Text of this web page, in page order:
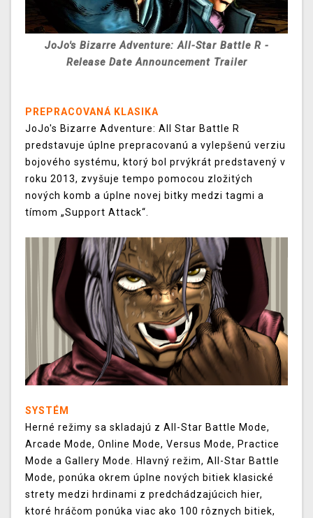
JoJo's Bizarre Adventure: All-Star Battle R -
Release Date Announcement Trailer
PREPRACOVANÁ KLASIKA
JoJo's Bizarre Adventure: All Star Battle R
predstavuje úplne prepracovanú a vylepšenú verziu
bojového systému, ktorý bol prvýkrát predstavený v
roku 2013, zvyšuje tempo pomocou zložitých
nových komb a úplne novej bitky medzi tagmi a
tímom „Support Attack“.
SYSTÉM
Herné režimy sa skladajú z All-Star Battle Mode,
Arcade Mode, Online Mode, Versus Mode, Practice
Mode a Gallery Mode. Hlavný režim, All-Star Battle
Mode, ponúka okrem úplne nových bitiek klasické
strety medzi hrdinami z predchádzajúcich hier,
ktoré hráčom ponúka viac ako 100 rôznych bitiek,